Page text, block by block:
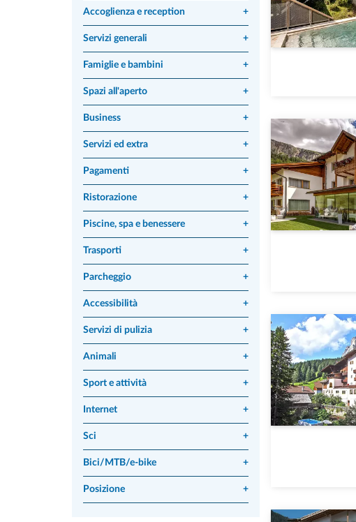
Accoglienza e reception +
Servizi generali +
Famiglie e bambini +
Spazi all'aperto +
Business +
Servizi ed extra +
Pagamenti +
Ristorazione +
Piscine, spa e benessere +
Trasporti +
Parcheggio +
Accessibilità +
Servizi di pulizia +
Animali +
Sport e attività +
Internet +
Sci +
Bici/MTB/e-bike +
Posizione +